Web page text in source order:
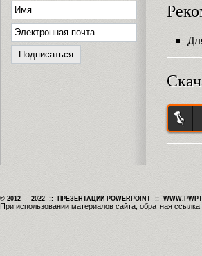
© 2012 — 2022 :: ПРЕЗЕНТАЦИИ POWERPOINT ::
При использовании материалов сайта, обратная ссылка